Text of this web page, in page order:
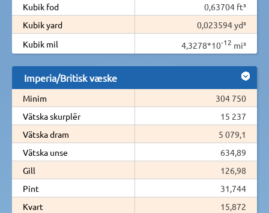
Kubik fod
0,63704 ft³
Kubik yard
0,023594 yd³
Kubik mil
4,3278*10-12 mi³
Imperia/Britisk væske
Minim
304 750
Vätska skurplër
15 237
Vätska dram
5 079,1
Vätska unse
634,89
Gill
126,98
Pint
31,744
Kvart
15,872